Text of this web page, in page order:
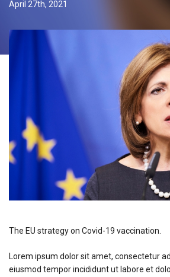
April 27th, 2021
The EU strategy on Covid-19 vaccination.
Lorem ipsum dolor sit amet, consectetur
eiusmod tempor incididunt ut labore et